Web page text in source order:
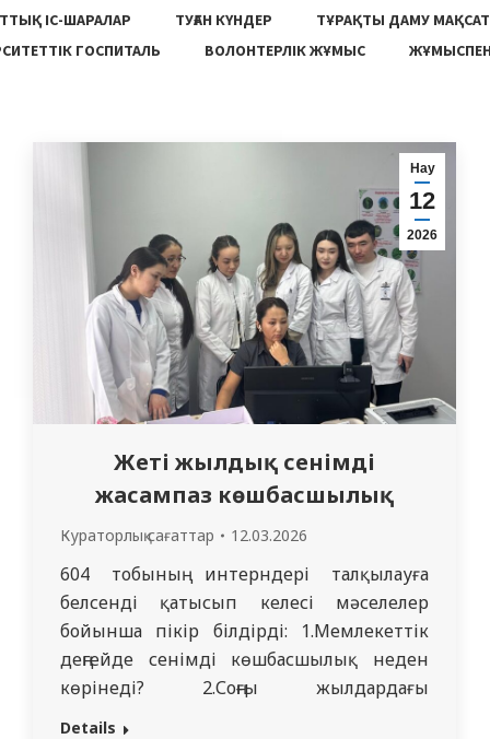
ІС-ШАРАЛАР
ТУҒАН КҮНДЕР
ТҰРАҚТЫ ДАМУ
ГОСПИТАЛЬ
ВОЛОНТЕРЛІК ЖҰМЫС
Нау
12
2026
Жеті жылдық сенімді
жасампаз көшбасшылық
Кураторлық сағаттар 12.03.2026
604 тобының интерндері талқылауға
белсенді қатысып келесі мәселелер
бойынша пікір білдірді: 1.Мемлекеттік
деңгейде сенімді көшбасшылық неден
көрінеді? 2.Соңғы жылдардағы
реформалар денсаулық сақтау жүйесіне
Details